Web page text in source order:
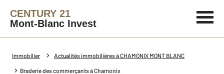
CENTURY 21
Mont-Blanc Invest
Immobilier Actualités immobilières à CHAMONIX MONT BLANC
Braderie des commerçants à Chamonix